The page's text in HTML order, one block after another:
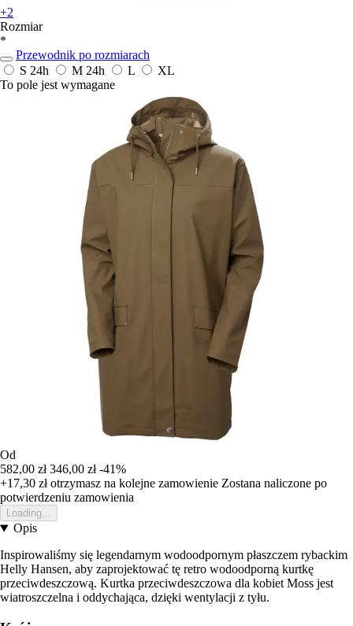
+2
Rozmiar
*
Przewodnik po rozmiarach
S 24h M 24h L
XL
To pole jest wymagane
Od
582,00 zł 346,00 zł -41%
+17,30 złotrzymasz na kolejne zamowienie Zostana naliczone po
potwierdzeniu zamowienia
Loading...
Opis
Inspirowaliśmy się legendarnym wodoodpornym płaszczem rybackim
Helly Hansen, aby zaprojektować tę retro wodoodporną kurtkę
przeciwdeszczową. Kurtka przeciwdeszczowa dla kobiet Moss jest
wiatroszczelna i oddychająca, dzięki wentylacji z tyłu.